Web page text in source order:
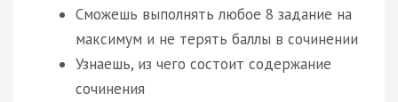
Сможешь выполнять любое 8 задание на
максимум и не терять баллы в сочинении
Узнаешь, из чего состоит содержание
сочинения